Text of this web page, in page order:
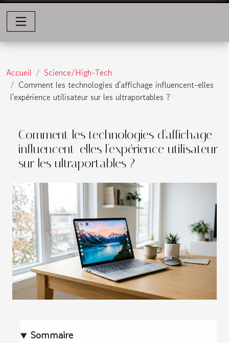
Accueil
Science/High-Tech
Comment les technologies d'affichage influencent-elles
l'expérience utilisateur sur les ultraportables ?
Comment les technologies d'affichage
influencent-elles l'expérience utilisateur
sur les ultraportables ?
Sommaire